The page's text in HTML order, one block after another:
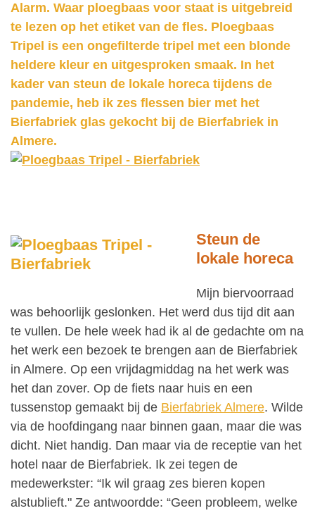
Alarm. Waar ploegbaas voor staat is uitgebreid
te lezen op het etiket van de fles. Ploegbaas
Tripel is een ongefilterde tripel met een blonde
heldere kleur en uitgesproken smaak. In het
kader van steun de lokale horeca tijdens de
pandemie, heb ik zes flessen bier met het
Bierfabriek glas gekocht bij de Bierfabriek in
Almere.
Steun de
lokale horeca
Mijn biervoorraad
was behoorlijk geslonken. Het werd dus tijd dit aan
te vullen. De hele week had ik al de gedachte om na
het werk een bezoek te brengen aan de Bierfabriek
in Almere. Op een vrijdagmiddag na het werk was
het dan zover. Op de fiets naar huis en een
tussenstop gemaakt bij de Bierfabriek Almere. Wilde
via de hoofdingang naar binnen gaan, maar die was
dicht. Niet handig. Dan maar via de receptie van het
hotel naar de Bierfabriek. Ik zei tegen de
medewerkster: “Ik wil graag zes bieren kopen
alstublieft." Ze antwoordde: “Geen probleem, welke